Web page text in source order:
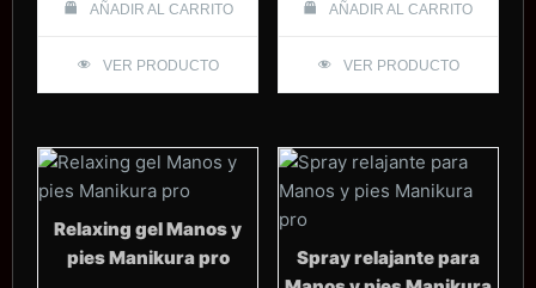
AÑADIR AL CARRITO
VER PRODUCTO
AÑADIR AL CARRITO
VER PRODUCTO
Relaxing gel Manos y
pies Manikura pro
Spray relajante para